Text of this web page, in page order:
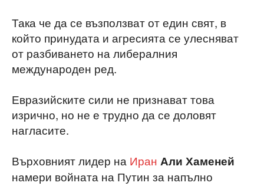
Така че да се възползват от един свят, в
който принудата и агресията се улесняват
от разбиването на либералния
международен ред.
Евразийските сили не признават това
изрично, но не е трудно да се доловят
нагласите.
Върховният лидер на Иран Али Хаменей
намери войната на Путин за напълно